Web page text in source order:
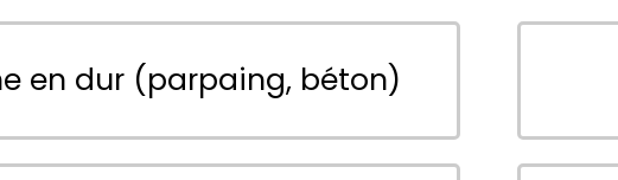
en dur (parpaing, béton)